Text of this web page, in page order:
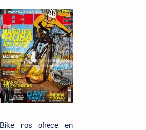
Bike nos ofrece en